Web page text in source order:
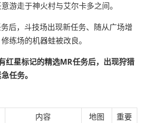
游走于神火村与艾尔卡多之间。
后，斗技场出现新任务、随从广场增
练场的机器蛙被改良。
红星标记的精选MR任务后，出现狩猎
任务。
内容 地图
重要